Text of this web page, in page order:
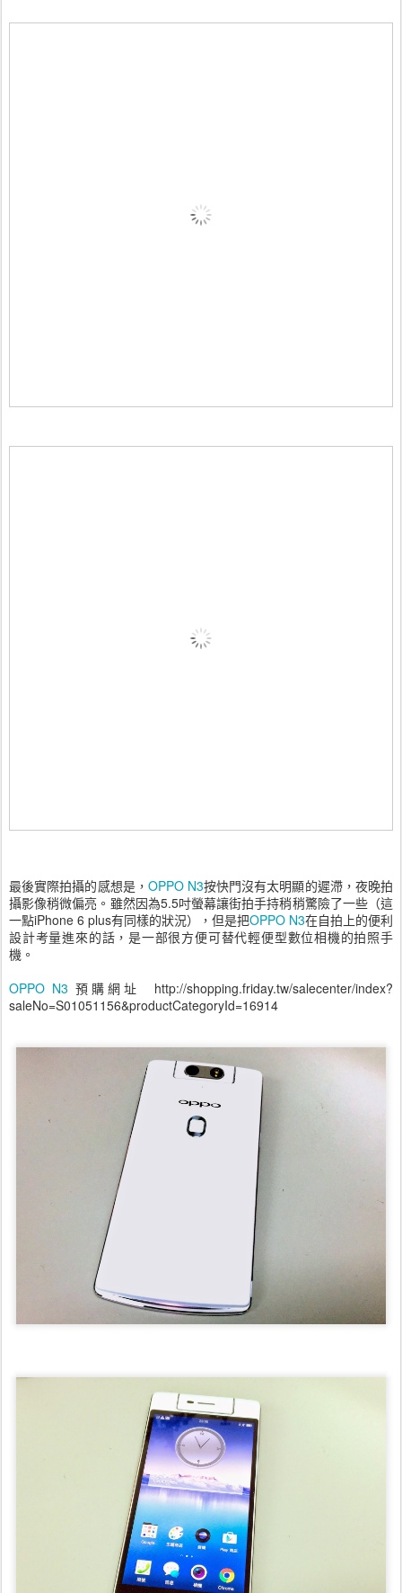
最後實際拍攝的感想是， OPPO N3按快門沒有太明顯的遲滯，夜晚拍
攝影像稍微偏亮。雖然因為5.5吋螢幕讓街拍手持稍稍驚險了一些（這
一點iPhone 6 plus有同樣的狀況），但是把OPPO N3在自拍上的便利
設計考量進來的話，是一部很方便可替代輕便型數位相機的拍照手
機。
OPPO N3 預購網址 http://shopping.friday.tw/salecenter/index?
saleNo=S01051156&productCategoryId=16914